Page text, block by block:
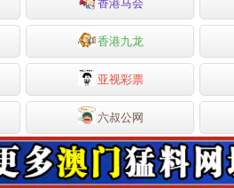
香港马会
香港九龙
亚视彩票
六叔公网